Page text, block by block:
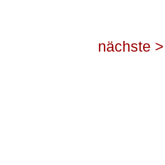
nächste >